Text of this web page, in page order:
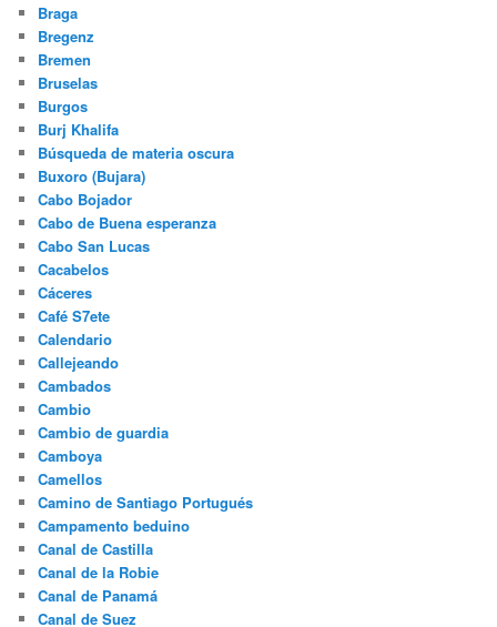
Braga
Bregenz
Bremen
Bruselas
Burgos
Burj Khalifa
Búsqueda de materia oscura
Buxoro (Bujara)
Cabo Bojador
Cabo de Buena esperanza
Cabo San Lucas
Cacabelos
Cáceres
Café S7ete
Calendario
Callejeando
Cambados
Cambio
Cambio de guardia
Camboya
Camellos
Camino de Santiago Portugués
Campamento beduino
Canal de Castilla
Canal de la Robie
Canal de Panamá
Canal de Suez